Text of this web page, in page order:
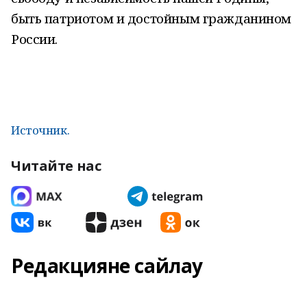
быть патриотом и достойным гражданином
России.
Источник.
Читайте нас
Редакцияне сайлау